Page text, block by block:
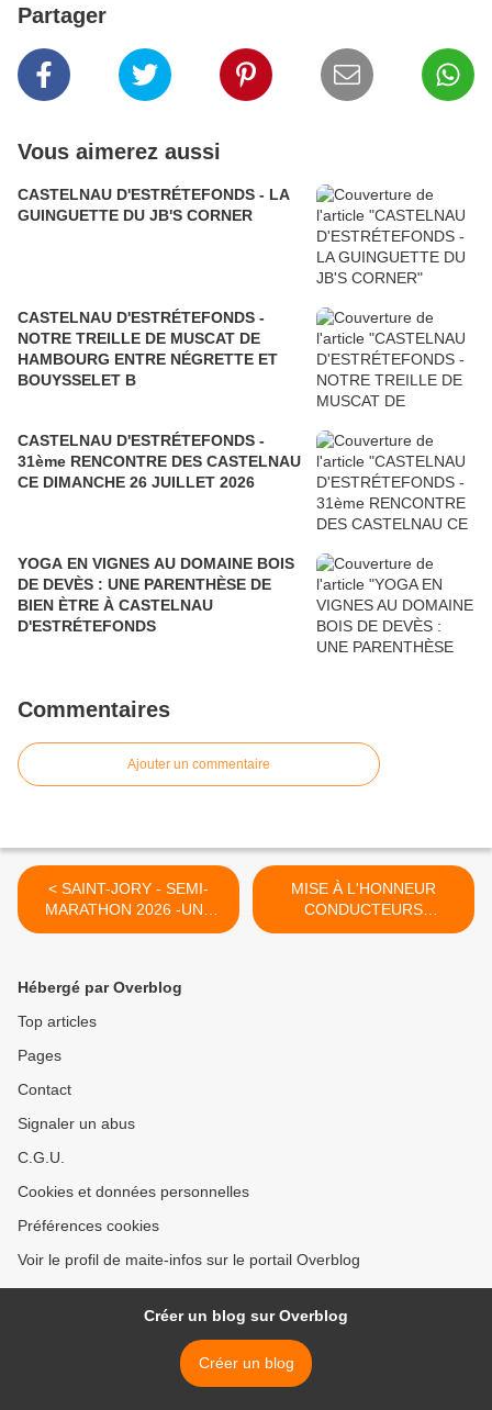
Partager
Vous aimerez aussi
CASTELNAU D'ESTRÉTEFONDS - LA
GUINGUETTE DU JB'S CORNER
CASTELNAU D'ESTRÉTEFONDS -
NOTRE TREILLE DE MUSCAT DE
HAMBOURG ENTRE NÉGRETTE ET
BOUYSSELET B
CASTELNAU D'ESTRÉTEFONDS -
31ème RENCONTRE DES CASTELNAU
CE DIMANCHE 26 JUILLET 2026
YOGA EN VIGNES AU DOMAINE BOIS
DE DEVÈS : UNE PARENTHÈSE DE
BIEN ÈTRE À CASTELNAU
D'ESTRÉTEFONDS
Commentaires
Ajouter un commentaire
< SAINT-JORY - SEMI-
MARATHON 2026 -UNE
PREMIÈRE ÉDITION QUI
MISE À L'HONNEUR
CONDUCTEURS
D'ENGINS, AGENTS
Hébergé par Overblog
Top articles
Pages
Contact
Signaler un abus
C.G.U.
Cookies et données personnelles
Préférences cookies
Voir le profil de maite-infos sur le portail Overblog
Créer un blog sur Overblog
Créer un blog